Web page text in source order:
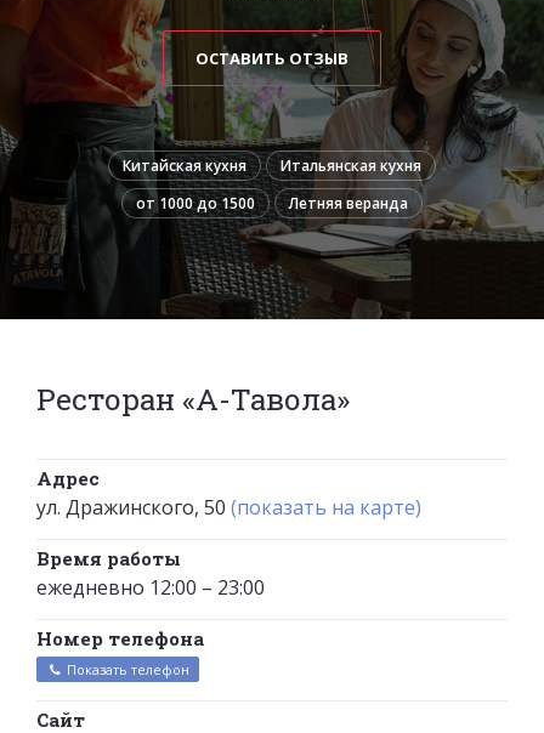
ОСТАВИТЬ ОТЗЫВ
Китайская кухня
Итальянская кухня
от 1000 до 1500
Летняя веранда
Ресторан «А-Тавола»
Адрес
ул. Дражинского, 50 (показать на карте)
Время работы
ежедневно 12:00 – 23:00
Номер телефона
Показать телефон
Сайт